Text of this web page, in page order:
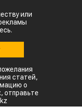
или
статей,
о
отправьте